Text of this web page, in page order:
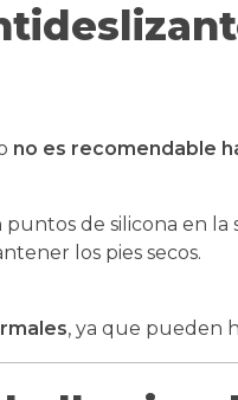
no es recomendable
puntos de silicona en la
los pies secos.
, ya que pueden